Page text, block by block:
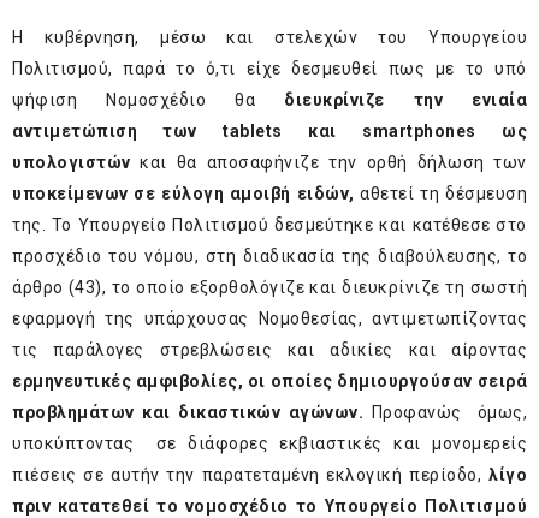
Η κυβέρνηση, μέσω και στελεχών του Υπουργείου
Πολιτισμού, παρά το ό,τι είχε δεσμευθεί πως με το υπό
ψήφιση Νομοσχέδιο θα διευκρίνιζε
την ενιαία
αντιμετώπιση τωνtablets και smartphones
ως
υπολογιστών και θα αποσαφήνιζε την ορθή δήλωση των
υποκείμενων σε εύλογη αμοιβή ειδών, αθετεί τη δέσμευση
της. Το Υπουργείο Πολιτισμού δεσμεύτηκε και κατέθεσε στο
προσχέδιο του νόμου, στη διαδικασία της διαβούλευσης, το
άρθρο (43), το οποίο εξορθολόγιζε και διευκρίνιζε τη σωστή
εφαρμογή της υπάρχουσας Νομοθεσίας, αντιμετωπίζοντας
τις παράλογες στρεβλώσεις και αδικίες και αίροντας
ερμηνευτικές αμφιβολίες, οι οποίες δημιουργούσαν σειρά
προβλημάτων και δικαστικών αγώνων.
Προφανώς όμως,
υποκύπτοντας σε διάφορες εκβιαστικές και μονομερείς
πιέσεις σε αυτήν την παρατεταμένη εκλογική περίοδο, λίγο
πριν κατατεθεί το νομοσχέδιο το Υπουργείο Πολιτισμού